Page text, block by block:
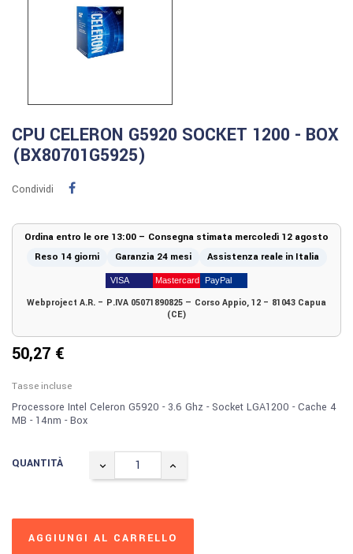
CPU CELERON G5920 SOCKET 1200 - BOX
(BX80701G5925)
Condividi
Ordina entro le ore 13:00 – Consegna stimata mercoledì 12 agosto
Reso 14 giorni
Garanzia 24 mesi Assistenza reale in Italia
Webproject A.R. – P.IVA 05071890825 — Corso Appio, 12 – 81043 Capua
(CE)
50,27 €
Tasse incluse
Processore Intel Celeron G5920 - 3.6 Ghz - Socket LGA1200 - Cache 4
MB - 14nm - Box
QUANTITÀ
AGGIUNGI AL CARRELLO